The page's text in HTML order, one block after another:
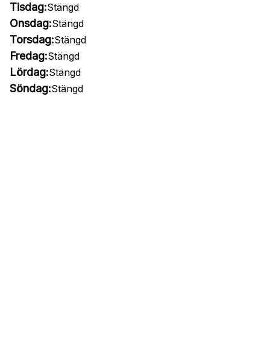
Tisdag:Stängd
Onsdag:Stängd
Torsdag:Stängd
Fredag:Stängd
Lördag:Stängd
Söndag:Stängd